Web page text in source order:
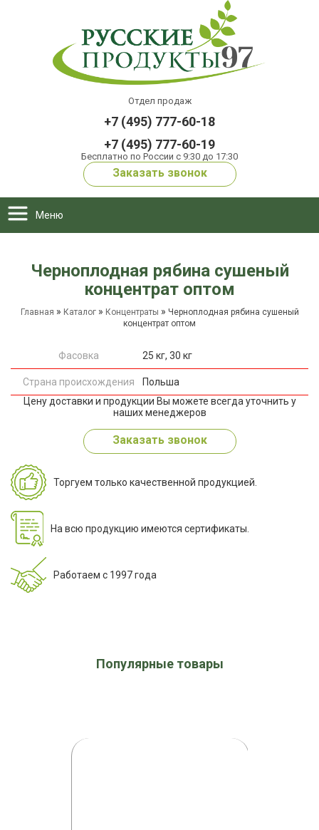
Отдел продаж
+7 (495) 777-60-18
+7 (495) 777-60-19
Бесплатно по России с 9:30 до 17:30
Заказать звонок
Меню
Черноплодная рябина сушеный
концентрат оптом
Главная » Каталог» Концентраты » Черноплодная рябина сушеный
концентрат оптом
Фасовка 25 кг, 30 кг
Страна происхождения
Польша
Цену доставки и продукции Вы можете всегда уточнить у
наших менеджеров
Заказать звонок
Торгуем только качественной продукцией.
На всю продукцию имеются сертификаты.
Работаем с 1997 года
Популярные товары